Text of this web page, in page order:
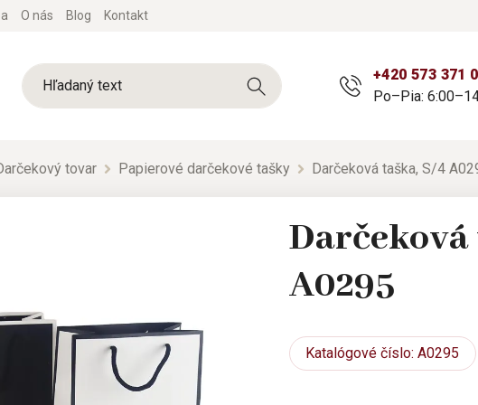
O nás Blog Kontakt
+420 573 371
Po–Pia:
tovar Papierové darčekové tašky Darčeková taška, S/4
A0295
Katalógové číslo: A0295